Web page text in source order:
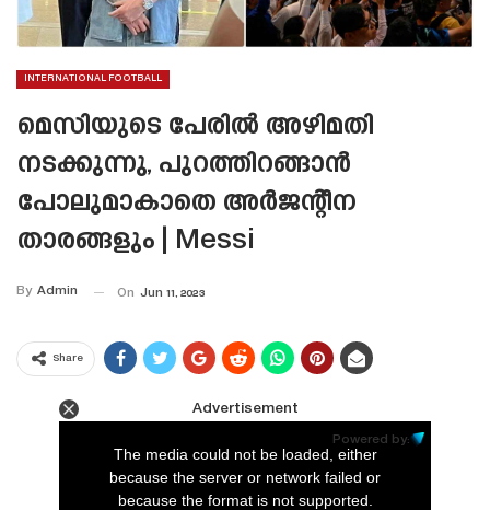
INTERNATIONAL FOOTBALL
മെസിയുടെ പേരിൽ അഴിമതി
നടക്കുന്നു, പുറത്തിറങ്ങാൻ
പോലുമാകാതെ അർജന്റീന
താരങ്ങളും | Messi
By Admin On Jun 11, 2023
Share
Advertisement
Powered by:
The media could not be loaded, either
because the server or network failed or
because the format is not supported.